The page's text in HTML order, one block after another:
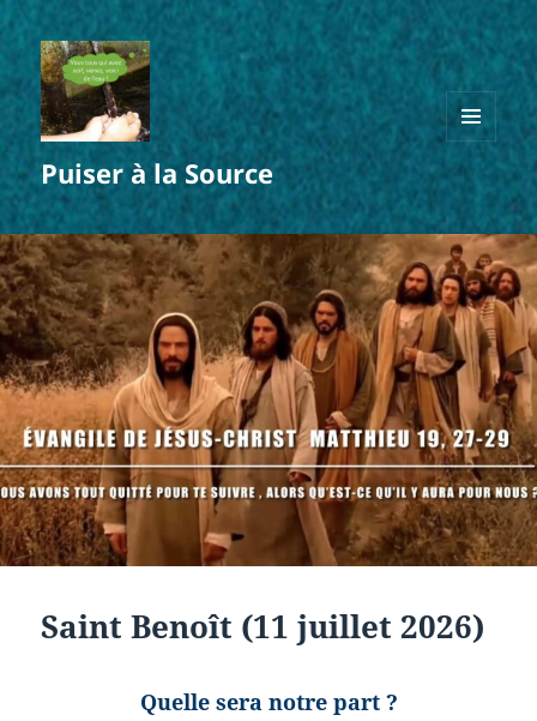
Puiser à la Source
MENU
ET
WIDGETS
Saint Benoît (11 juillet 2026)
Quelle sera notre part ?